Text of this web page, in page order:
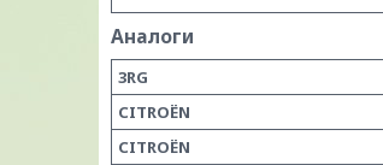
Аналоги
3RG
CITROËN
CITROËN